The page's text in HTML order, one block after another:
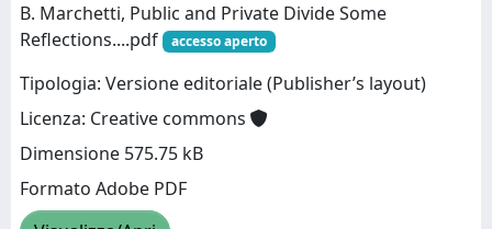
B. Marchetti, Public and Private Divide Some
Reflections....pdf
accesso aperto
Tipologia: Versione editoriale (Publisher’s layout)
Licenza: Creative commons
Dimensione 575.75 kB
Formato Adobe PDF